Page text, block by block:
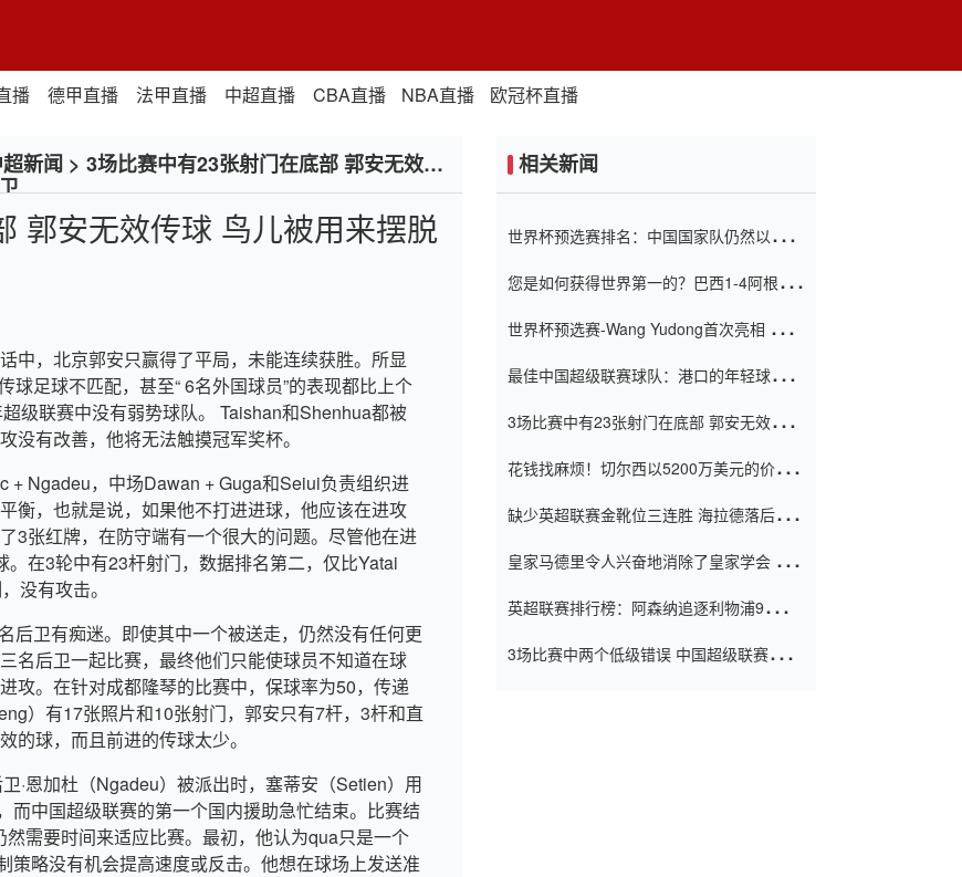
播 德甲直播 法甲直播 中超直播 CBA直播 NBA直播 欧冠杯直播
新闻 > 3场比赛中有23张射门在底部 郭安无效传
郭安无效传球 鸟儿被用来摆脱
中，北京郭安只赢得了平局，未能连续获胜。所显
足球不匹配，甚至“ 6名外国球员”的表现都比上个
级联赛中没有弱势球队。 Taishan和Shenhua都被
没有改善，他将无法触摸冠军奖杯。
+ Ngadeu，中场Dawan + Guga和Seiui负责组织进
衡，也就是说，如果他不打进进球，他应该在进攻
3张红牌，在防守端有一个很大的问题。尽管他在进
在3轮中有23杆射门，数据排名第二，仅比Yatai
没有攻击。
后卫有痴迷。即使其中一个被送走，仍然没有任何更
名后卫一起比赛，最终他们只能使球员不知道在球
攻。在针对成都隆琴的比赛中，保球率为50，传递
）有17张照片和10张射门，郭安只有7杆，3杆和直
的球，而且前进的传球太少。
·恩加杜（Ngadeu）被派出时，塞蒂安（Setien）用
中国超级联赛的第一个国内援助急忙结束。比赛结
需要时间来适应比赛。最初，他认为qua只是一个
策略没有机会提高速度或反击。他想在球场上发送准
相关新闻
世界杯预选赛排名：中国国家队仍然以6分
您是如何获得世界第一的？巴西1-4阿根
世界杯预选赛-Wang Yudong首次亮相 中国
最佳中国超级联赛球队：港口的年轻球员在
（Taishan）
3场比赛中有23张射门在底部 郭安无效传球
花钱找麻烦！切尔西以5200万美元的价格
窗口
缺少英超联赛金靴位三连胜 海拉德落后6球
皇家马德里令人兴奋地消除了皇家学会 安
英超联赛排行榜：阿森纳追逐利物浦9分 曼
3场比赛中两个低级错误 中国超级联赛的前